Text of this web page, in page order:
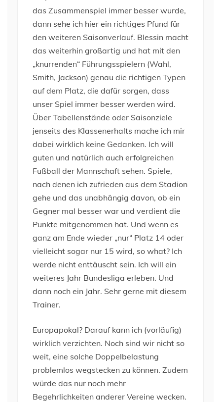
das Zusammenspiel immer besser wurde,
dann sehe ich hier ein richtiges Pfund für
den weiteren Saisonverlauf. Blessin macht
das weiterhin großartig und hat mit den
„knurrenden“ Führungsspielern (Wahl,
Smith, Jackson) genau die richtigen Typen
auf dem Platz, die dafür sorgen, dass
unser Spiel immer besser werden wird.
Über Tabellenstände oder Saisonziele
jenseits des Klassenerhalts mache ich mir
dabei wirklich keine Gedanken. Ich will
guten und natürlich auch erfolgreichen
Fußball der Mannschaft sehen. Spiele,
nach denen ich zufrieden aus dem Stadion
gehe und das unabhängig davon, ob ein
Gegner mal besser war und verdient die
Punkte mitgenommen hat. Und wenn es
ganz am Ende wieder „nur“ Platz 14 oder
vielleicht sogar nur 15 wird, so what? Ich
werde nicht enttäuscht sein. Ich will ein
weiteres Jahr Bundesliga erleben. Und
dann noch ein Jahr. Sehr gerne mit diesem
Trainer.
Europapokal? Darauf kann ich (vorläufig)
wirklich verzichten. Noch sind wir nicht so
weit, eine solche Doppelbelastung
problemlos wegstecken zu können. Zudem
würde das nur noch mehr
Begehrlichkeiten anderer Vereine wecken.